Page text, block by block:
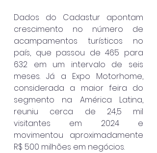
Dados do Cadastur apontam
crescimento no número de
acampamentos turísticos no
país, que passou de 465 para
632 em um intervalo de seis
meses. Já a Expo Motorhome,
considerada a maior feira do
segmento na América Latina,
reuniu cerca de 24,5 mil
visitantes em 2024 e
movimentou aproximadamente
R$ 500 milhões em negócios.